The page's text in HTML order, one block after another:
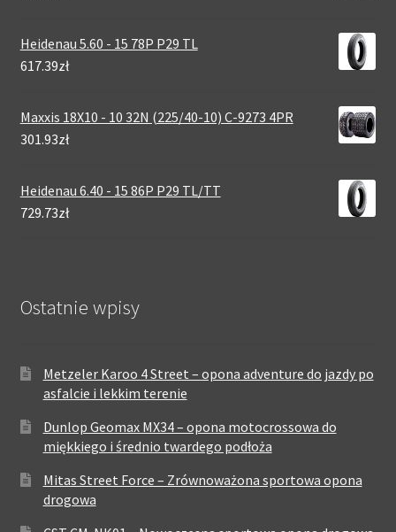
Heidenau 5.60 - 15 78P P29 TL
617.39zł
Maxxis 18X10 - 10 32N (225/40-10) C-9273 4PR
301.93zł
Heidenau 6.40 - 15 86P P29 TL/TT
729.73zł
Ostatnie wpisy
Metzeler Karoo 4 Street – opona adventure do jazdy po
asfalcie i lekkim terenie
Dunlop Geomax MX34 – opona motocrossowa do
miękkiego i średnio twardego podłoża
Mitas Street Force – Zrównoważona sportowa opona
drogowa